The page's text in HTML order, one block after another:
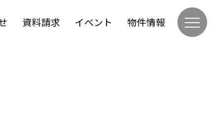
資料請求 イベント 物件情報